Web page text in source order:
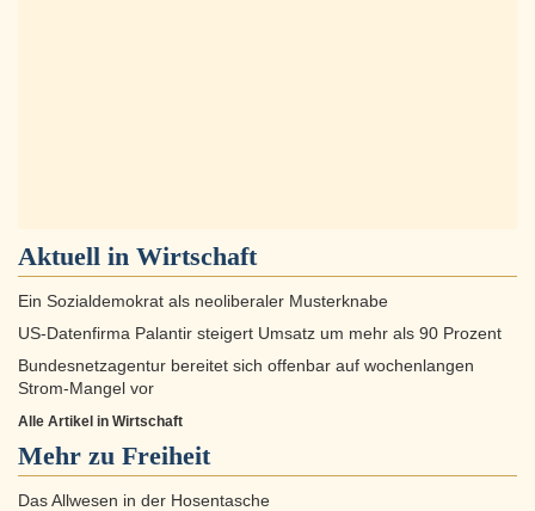
Aktuell in Wirtschaft
Ein Sozialdemokrat als neoliberaler Musterknabe
US-Datenfirma Palantir steigert Umsatz um mehr als 90 Prozent
Bundesnetzagentur bereitet sich offenbar auf wochenlangen
Strom-Mangel vor
Alle Artikel in Wirtschaft
Mehr zu Freiheit
Das Allwesen in der Hosentasche